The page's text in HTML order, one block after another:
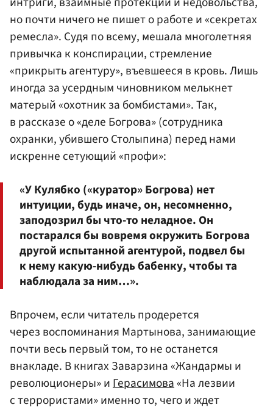
но почти ничего не пишет о работе и «секретах
ремесла». Судя по всему, мешала многолетняя
привычка к конспирации, стремление
«прикрыть агентуру», въевшееся в кровь. Лишь
иногда за усердным чиновником мелькнет
матерый «охотник за бомбистами». Так,
в рассказе о «деле Богрова» (сотрудника
охранки, убившего Столыпина) перед нами
искренне сетующий «профи»:
«У Кулябко («куратор» Богрова) нет
интуиции, будь иначе, он, несомненно,
заподозрил бы что-то неладное. Он
постарался бы вовремя окружить Богрова
другой испытанной агентурой, подвел бы
к нему какую-нибудь бабенку, чтобы та
наблюдала за ним…».
Впрочем, если читатель продерется
через воспоминания Мартынова, занимающие
почти весь первый том, то не останется
внакладе. В книгах Заварзина «Жандармы и
революционеры» иГерасимова«На лезвии
с террористами» именно то, чего и ждет